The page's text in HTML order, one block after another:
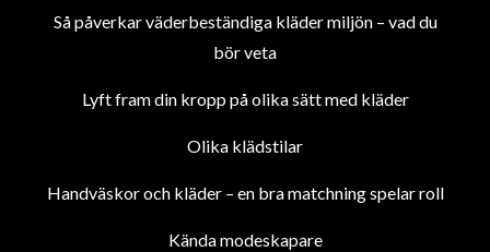
Så påverkar väderbeständiga kläder miljön – vad du
bör veta
Lyft fram din kropp på olika sätt med kläder
Olika klädstilar
Handväskor och kläder – en bra matchning spelar roll
Kända modeskapare